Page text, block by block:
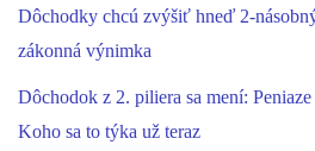
Dôchodky chcú zvýšiť hneď 2-
zákonná výnimka
Dôchodok z 2. piliera sa mení: Peniaze
Koho sa to týka už teraz